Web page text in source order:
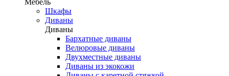
Мебель
Шкафы
Диваны
Диваны
Бархатные диваны
Велюровые диваны
Двухместные диваны
Диваны из экокожи